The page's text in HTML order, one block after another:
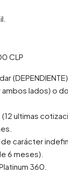
CLP
ambos lados) o
ultimas
carácter
6 meses).
360.